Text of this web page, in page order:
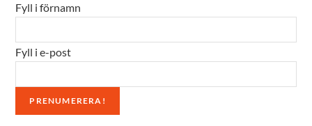
Fyll i förnamn
Fyll i e-post